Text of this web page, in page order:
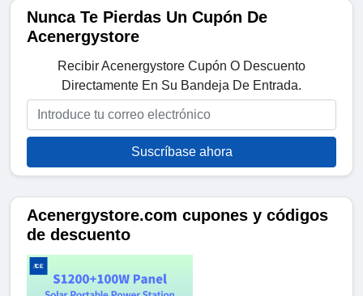
Nunca Te Pierdas Un Cupón De
Acenergystore
Recibir Acenergystore Cupón O Descuento
Directamente En Su Bandeja De Entrada.
Suscríbase ahora
Acenergystore.com cupones y códigos
de descuento